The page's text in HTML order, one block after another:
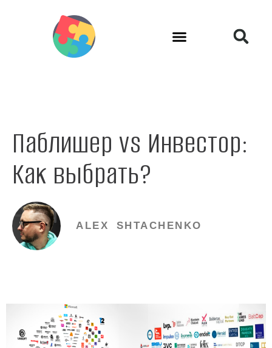
Паблишер vs Инвестор:
Как выбрать?
ALEX SHTACHENKO